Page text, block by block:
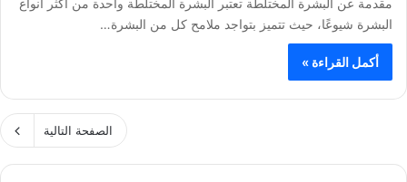
مقدمة عن البشرة المختلطة تعتبر البشرة المختلطة واحدة من أكثر أنواع
البشرة شيوعًا، حيث تتميز بتواجد ملامح كل من البشرة…
أكمل القراءة »
الصفحة التالية